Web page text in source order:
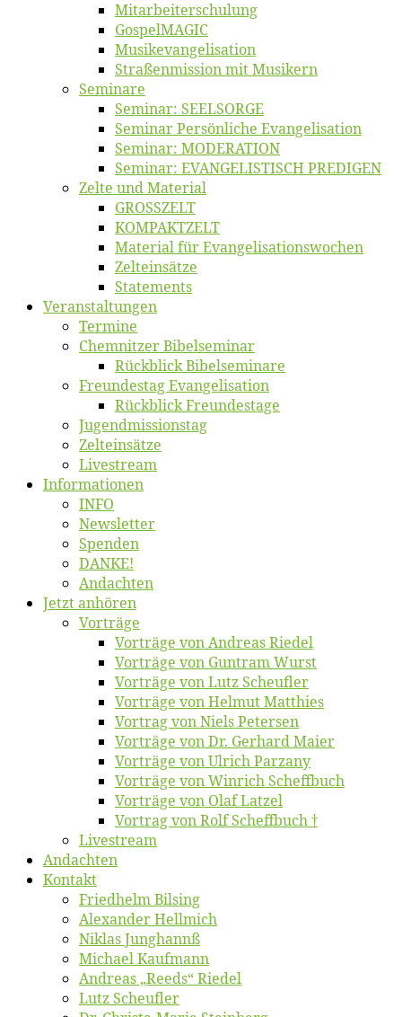
Mitarbeiter­schulung
Gos­pel­MA­GIC
Musikevan­ge­li­sa­tion
Straßenmis­sion mit Musikern
Se­mi­na­re
Se­mi­nar: SEELSORGE
Se­mi­nar Per­sön­li­che Evangelisation
Se­mi­nar: MODERATION
Se­mi­nar: EVANGELISTISCH PREDIGEN
Zel­te und Material
GROSSZELT
KOMPAKTZELT
Ma­te­ri­al für Evangelisationswochen
Zelt­ein­sät­ze
State­ments
Ver­an­stal­tun­gen
Ter­mi­ne
Chemnit­zer Bibelseminar
Rück­blick Bibelseminare
Freun­des­tag Evangelisation
Rück­blick Freundestage
Jugend­mis­sions­tag
Zelt­ein­sät­ze
Live­stream
Informatio­nen
INFO
News­let­ter
Spen­den
DANKE!
An­dach­ten
Jetzt an­hö­ren
Vor­trä­ge
Vor­trä­ge von An­dre­as Riedel
Vor­trä­ge von Gun­tram Wurst
Vor­trä­ge von Lutz Scheufler
Vor­trä­ge von Hel­mut Matthies
Vor­trag von Niels Petersen
Vor­trä­ge von Dr. Ger­hard Maier
Vor­trä­ge von Ul­rich Parzany
Vor­trä­ge von Win­rich Scheffbuch
Vor­trä­ge von Olaf Latzel
Vor­trag von Rolf Scheffbuch †
Live­stream
An­dach­ten
Kon­takt
Fried­helm Bilsing
Alex­an­der Hellmich
Ni­klas Junghannß
Mi­cha­el Kaufmann
An­dre­as „Reeds“ Riedel
Lutz Scheuf­ler